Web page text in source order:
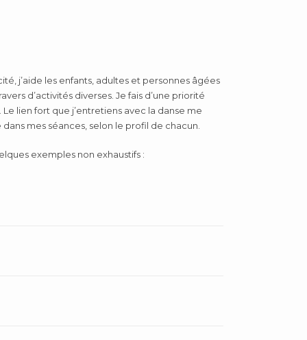
j’aide les enfants, adultes et personnes âgées
d’activités diverses. Je fais d’une priorité
lien fort que j’entretiens avec la danse me
mes séances, selon le profil de chacun.
exemples non exhaustifs :